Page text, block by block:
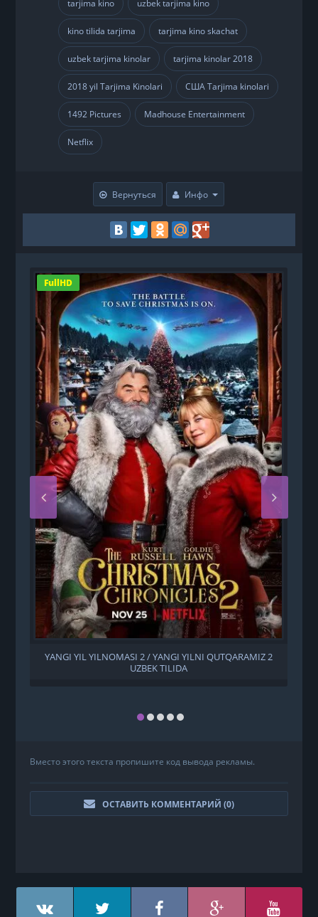
tarjima kino uzbek tarjima kino
kino tilida tarjima , tarjima kino skachat
uzbek tarjima kinolar , tarjima kinolar 2018
2018 yil Tarjima Kinolari , США Tarjima kinolari
1492 Pictures , Madhouse Entertainment
Netflix
Вернуться Инфо
FullHD
YANGI YIL YILNOMASI 2 / YANGI YILNI QUTQARAMIZ 2
UZBEK TILIDA
Вместо этого текста пропишите код вывода рекламы.
ОСТАВИТЬ КОММЕНТАРИЙ (0)